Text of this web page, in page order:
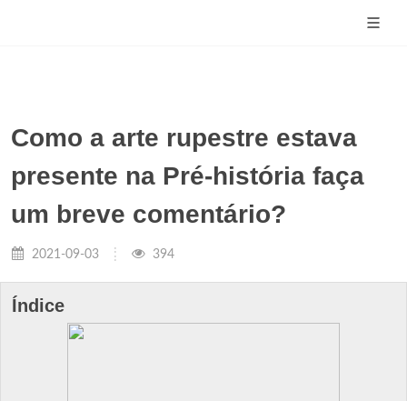
Como a arte rupestre estava
presente na Pré-história faça
um breve comentário?
2021-09-03 394
Índice